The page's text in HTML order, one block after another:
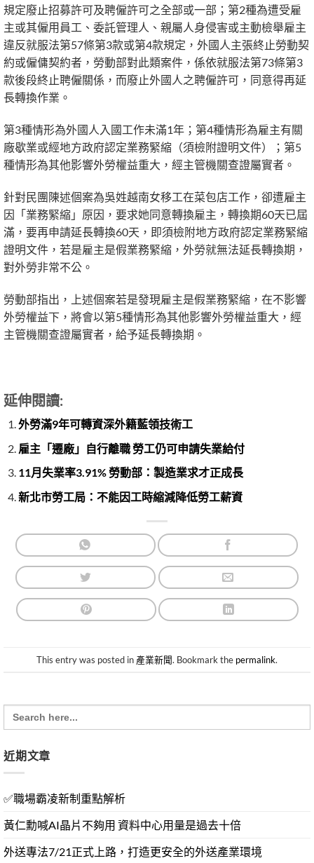
規定廢止招募許可及聘僱許可之全部或一部；第2種為遭受雇
主或其僱用員工、委託管理人、親屬人身侵害或主動檢舉雇主
違反就服法第57條第3款或第4款規定，外國人主張終止勞動契
約或僱傭契約者，勞動部對此類案件，係依就服法第73條第3
款後段終止聘僱關係，而廢止外國人之聘僱許可，同意得再延
長轉換作業。
第3種情形為外國人入國工作未滿1年；第4種情形為雇主有關
廠歇業或經地方政府認定業務緊縮（須檢附證明文件）；第5
種情形為其他影響外勞權益重大，經主管機關查證屬實者。
針對民團陳述個案為吳姓越南女移工在菜包店工作，卻遭雇主
因「業務緊縮」原因，要求她同意轉換雇主，轉換期60天已屆
滿，要再申請延長轉換60天，即須檢附地方政府認定業務緊縮
證明文件，若是雇主是假業務緊縮，外勞就無法延長轉換期，
對外勞非常不公。
勞動部指出，上述個案若是發現雇主是假業務緊縮，在不影響
外勞權益下，將會以第5種情形為其他影響外勞權益重大，經
主管機關查證屬實者，給予延長轉換期。
延伸閱讀:
外勞滿9年可轉資深外籍藍領技術工
雇主「遷廠」自行離職 勞工仍可申請失業給付
11月失業率3.91% 勞動部：製造業求才正成長
新北市勞工局：不能因工時縮減降低勞工薪資
This entry was posted in 產業新聞. Bookmark the permalink.
Search
for:
近期文章
✅職場霸凌新制重點解析
黃仁勳喊AI晶片不夠用 資料中心用量是過去十倍
外送專法7/21正式上路，打造更安全的外送產業環境